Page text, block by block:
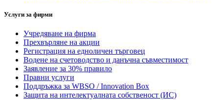
Услуги за фирми
Учредяване на фирма
Прехвърляне на акции
Регистрация на едноличен търговец
Водене на счетоводство и данъчна съвместимост
Заявление за 30% правило
Правни услуги
Поддръжка за WBSO / Innovation Box
Защита на интелектуалната собственост (ИС)